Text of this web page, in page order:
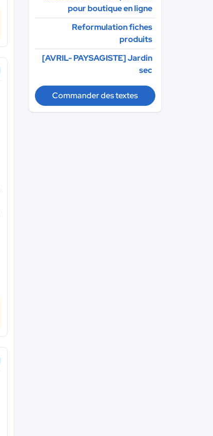
pour boutique en ligne
Reformulation fiches
produits
[AVRIL- PAYSAGISTE] Jardin
sec
Commander des textes